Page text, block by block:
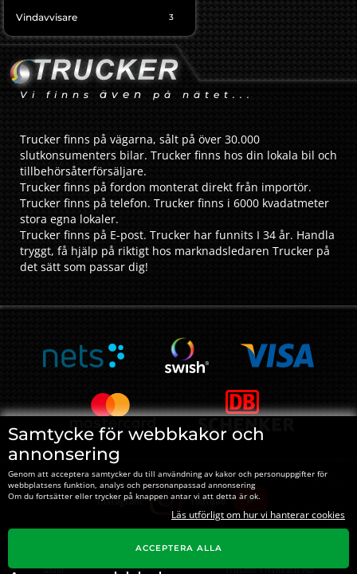
Samtycke för webbkakor och
annonsering
Genom att acceptera samtycker du till användning av kakor och personuppgifter för
webbplatsens funktion, analys och personanpassad annonsering
Om du fortsätter eller trycker på knappen antar vi att detta är ok.
Läs utförligt om hur vi hanterar cookies
ACCEPTERA ALLA
Vindavvisare 3
Vi finns även på nätet...
Trucker finns på vägarna, sålt på över 30.000
slutkonsumenters bilar. Trucker finns hos din lokala bil och
tillbehörsåterförsäljare.
Trucker finns på fordon monterat direkt från importör.
Trucker finns på telefon. Trucker finns i 6000 kvadatmeter
stora egna lokaler.
Trucker finns på E-post. Trucker har funnits I 34 år. Handla
tryggt, få hjälp på riktigt hos marknadsledaren Trucker på
det sätt som passar dig!
Instagram Youtube
Sidor Trucker i Nykvarn AB